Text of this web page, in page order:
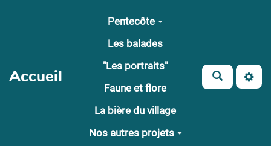
Aller au contenu principal
Accueil
Pentecôte
Les balades
"Les portraits"
Faune et flore
La bière du village
Nos autres projets